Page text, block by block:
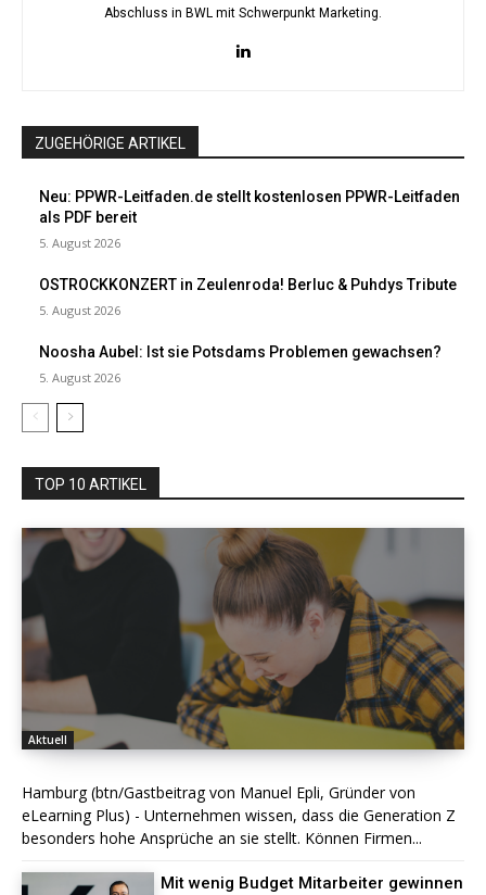
Abschluss in BWL mit Schwerpunkt Marketing.
ZUGEHÖRIGE ARTIKEL
Neu: PPWR-Leitfaden.de stellt kostenlosen PPWR-Leitfaden
als PDF bereit
5. August 2026
OSTROCKKONZERT in Zeulenroda! Berluc & Puhdys Tribute
5. August 2026
Noosha Aubel: Ist sie Potsdams Problemen gewachsen?
5. August 2026
TOP 10 ARTIKEL
Aktuell
Hamburg (btn/Gastbeitrag von Manuel Epli, Gründer von
eLearning Plus) - Unternehmen wissen, dass die Generation Z
besonders hohe Ansprüche an sie stellt. Können Firmen...
Mit wenig Budget Mitarbeiter gewinnen